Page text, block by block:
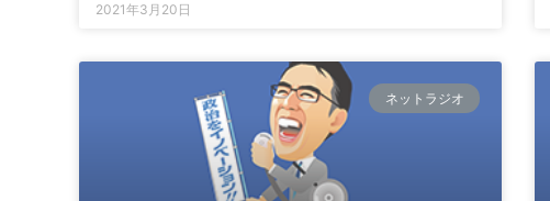
2021年3月20日
ネットラジオ